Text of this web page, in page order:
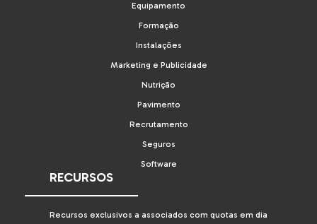
Equipamento
Formação
Instalações
Marketing e Publicidade
Nutrição
Pavimento
Recrutamento
Seguros
Software
RECURSOS
Recursos exclusivos a associados com quotas em dia